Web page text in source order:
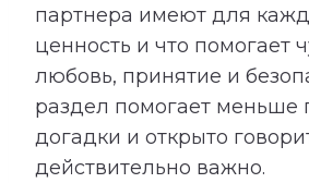
партнера имеют для
ценность и что помогает
любовь, принятие и
раздел помогает меньше
догадки и открыто
действительно важно.